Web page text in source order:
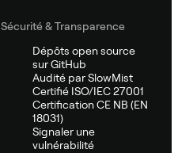
Sécurité & Transparence
Dépôts open source
sur GitHub
Audité par SlowMist
Certifié ISO/IEC 27001
Certification CE NB (EN
18031)
Signaler une
vulnérabilité